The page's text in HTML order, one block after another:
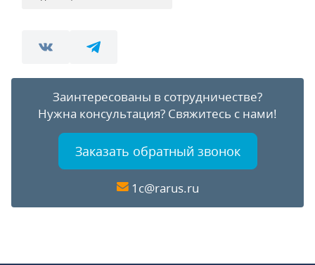
Заинтересованы в сотрудничестве?
Нужна консультация? Свяжитесь с нами!
Заказать обратный звонок
1c@rarus.ru